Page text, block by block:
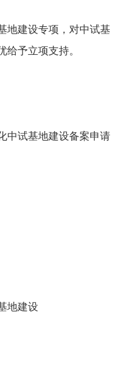
地建设专项，对中试基
给予立项支持。
中试基地建设备案申请
地建设